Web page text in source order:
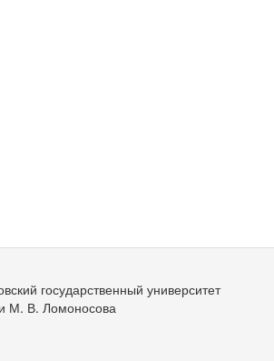
государственный университет
М. В. Ломоносова